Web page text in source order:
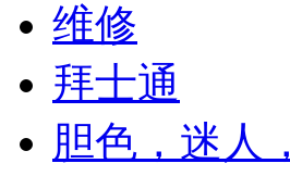
维修
拜士通
胆色，迷人，